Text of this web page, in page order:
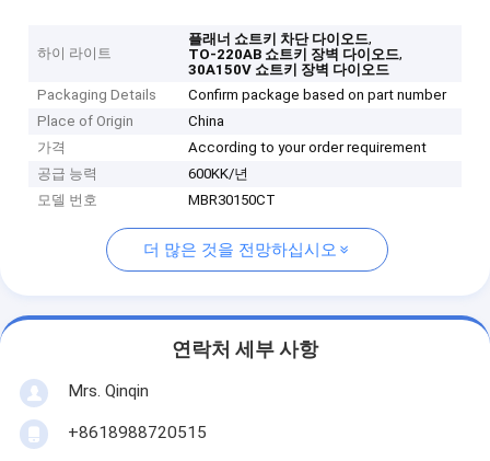
하이 라이트
플래너 쇼트키 차단 다이오드,
TO-220AB 쇼트키 장벽 다이오드,
30A150V 쇼트키 장벽 다이오드
Packaging Details
Confirm package based on part number
Place of Origin
China
가격
According to your order requirement
공급 능력
600KK/년
모델 번호
MBR30150CT
더 많은 것을 전망하십시오
연락처 세부 사항
Mrs. Qinqin
+8618988720515